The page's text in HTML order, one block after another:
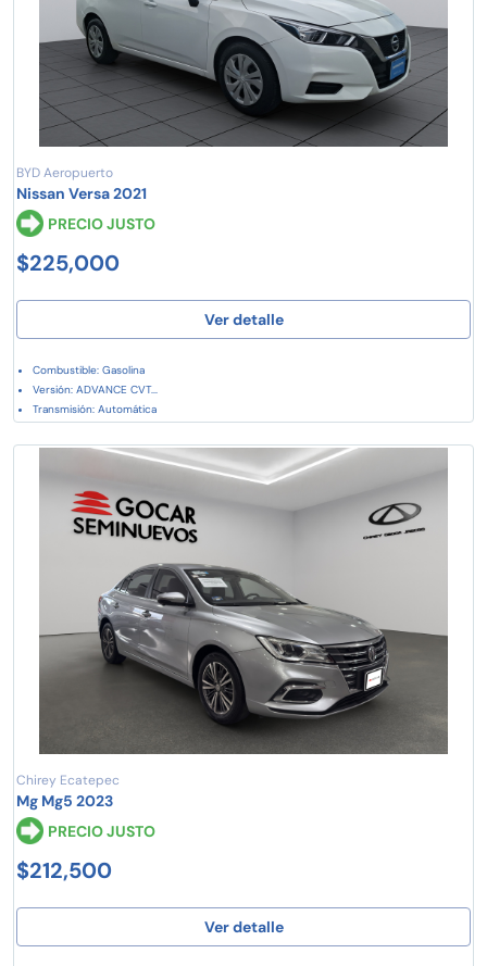
BYD Aeropuerto
Nissan Versa 2021
PRECIO JUSTO
$225,000
Ver detalle
Combustible: Gasolina
Versión: ADVANCE CVT...
Transmisión: Automática
Chirey Ecatepec
Mg Mg5 2023
PRECIO JUSTO
$212,500
Ver detalle